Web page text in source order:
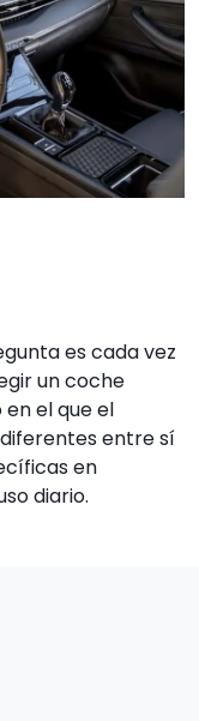
es cada vez
un coche
el que el
entre sí
en
diario.